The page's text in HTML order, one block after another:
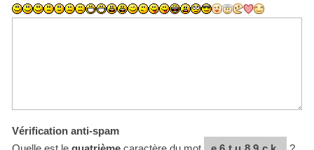
Vérification anti-spam